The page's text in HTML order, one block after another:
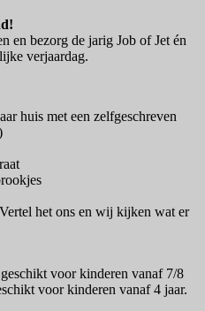
en bezorg de jarig Job of Jet én
verjaardag.
huis met een zelfgeschreven
het ons en wij kijken wat er
voor kinderen vanaf 7/8
voor kinderen vanaf 4 jaar.